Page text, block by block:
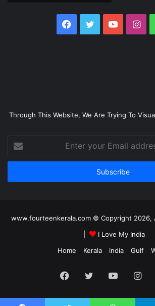
Facebook
TwitterYouTube
Through This Website, We Are Trying To
your
Email
www.fourteenkerala.com © Copyright 2026,
I Love My India
Home
Kerala India Gulf
Facebook
TwitterYouTube